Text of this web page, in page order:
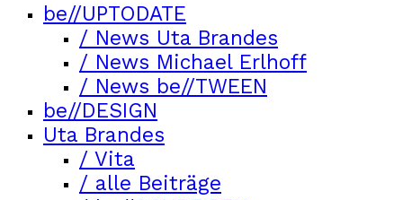
be//UPTODATE
/ News Uta Brandes
/ News Michael Erlhoff
/ News be//TWEEN
be//DESIGN
Uta Brandes
/ Vita
/ alle Beiträge